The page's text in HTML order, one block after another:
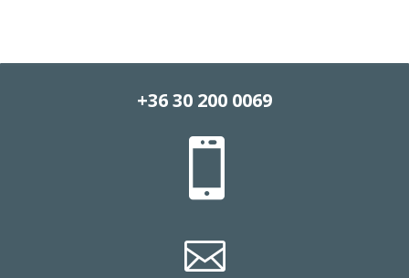
+36 30 200 0069

